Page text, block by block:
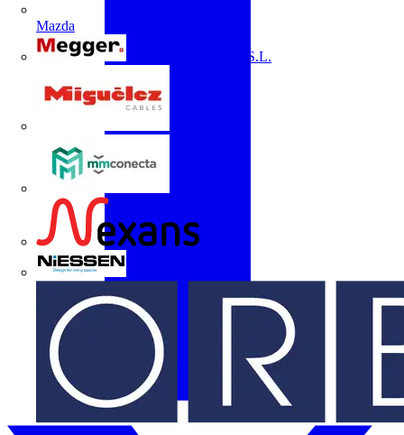
Mazda
Megger Instruments S.L.